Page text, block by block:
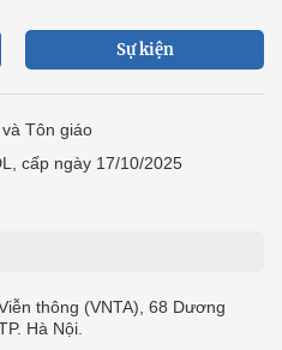
Sự kiện
Tôn giáo
cấp ngày 17/10/2025
thông (VNTA), 68 Dương
Hà Nội.